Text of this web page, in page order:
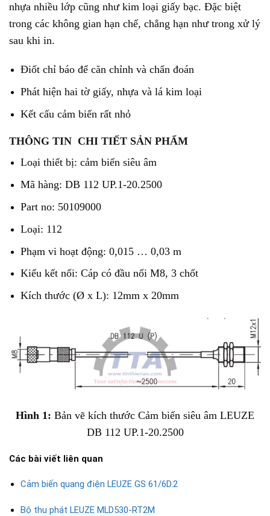
nhựa nhiều lớp cũng như kim loại giấy bạc. Đặc biệt
trong các không gian hạn chế, chẳng hạn như trong xử lý
sau khi in.
Điốt chỉ báo để căn chỉnh và chẩn đoán
Phát hiện hai tờ giấy, nhựa và lá kim loại
Kết cấu cảm biến rất nhỏ
THÔNG TIN CHI TIẾT SẢN PHẨM
Loại thiết bị: cảm biến siêu âm
Mã hàng: DB 112 UP.1-20.2500
Part no: 50109000
Loại: 112
Phạm vi hoạt động: 0,015 … 0,03 m
Kiểu kết nối: Cáp có đầu nối M8, 3 chốt
Kích thước (Ø x L): 12mm x 20mm
Hình 1: Bản vẽ kích thước Cảm biến siêu âm LEUZE
DB 112 UP.1-20.2500
Các bài viết liên quan
Cảm biến quang điện LEUZE GS 61/6D.2
Bộ thu phát LEUZE MLD530-RT2M